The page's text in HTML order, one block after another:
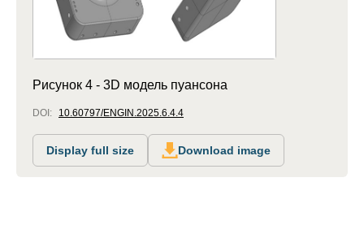
Рисунок 4 - 3D модель пуансона
DOI: 10.60797/ENGIN.2025.6.4.4
Display full size Download image